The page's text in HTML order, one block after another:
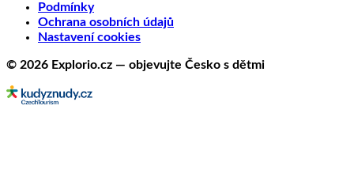
Podmínky
Ochrana osobních údajů
Nastavení cookies
© 2026 Explorio.cz — objevujte Česko s dětmi